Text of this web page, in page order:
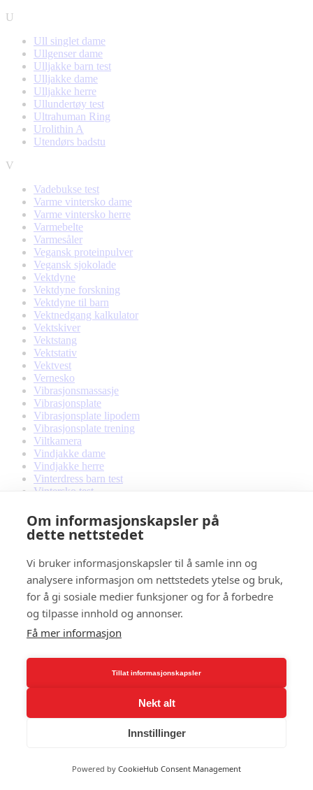
U
Ull singlet dame
Ullgenser dame
Ulljakke barn test
Ulljakke dame
Ulljakke herre
Ullundertøy test
Ultrahuman Ring
Urolithin A
Utendørs badstu
V
Vadebukse test
Varme vintersko dame
Varme vintersko herre
Varmebelte
Varmesåler
Vegansk proteinpulver
Vegansk sjokolade
Vektdyne
Vektdyne forskning
Vektdyne til barn
Vektnedgang kalkulator
Vektskiver
Vektstang
Vektstativ
Vektvest
Vernesko
Vibrasjonsmassasje
Vibrasjonsplate
Vibrasjonsplate lipodem
Vibrasjonsplate trening
Viltkamera
Vindjakke dame
Vindjakke herre
Vinterdress barn test
Vintersko test
Vitamin b12 test
Vitamin D3
VO2 max
Våtdrakt barn
Våtdrakt test
Wahoo sykkelrulle
Walking Pad Test
Om informasjonskapsler på
dette nettstedet
Vi bruker informasjonskapsler til å samle inn og
analysere informasjon om nettstedets ytelse og bruk,
for å gi sosiale medier funksjoner og for å forbedre
og tilpasse innhold og annonser.
Få mer informasjon
Tillat informasjonskapsler
Nekt alt
Innstillinger
Powered by CookieHub Consent Management